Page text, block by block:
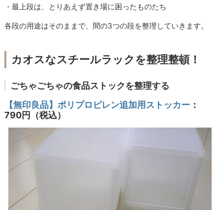
・最上段は、とりあえず置き場に困ったものたち
各段の用途はそのままで、間の3つの段を整理していきます。
カオスなスチールラックを整理整頓！
ごちゃごちゃの食品ストックを整理する
【無印良品】ポリプロピレン追加用ストッカー ：
790円（税込）